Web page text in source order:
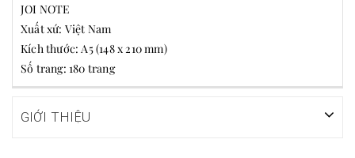
JOI NOTE
Xuất xứ: Việt Nam
Kích thước: A5 (148 x 210 mm)
Số trang: 180 trang
GIỚI THIỆU